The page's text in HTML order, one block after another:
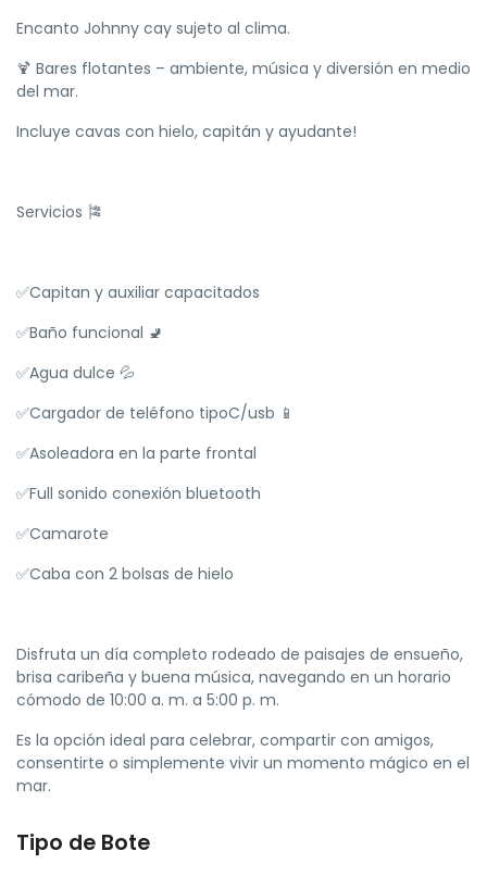
Encanto Johnny cay sujeto al clima.
🍹 Bares flotantes – ambiente, música y diversión en medio
del mar.
Incluye cavas con hielo, capitán y ayudante!
Servicios 🎏
✅Capitan y auxiliar capacitados
✅Baño funcional 🚽
✅Agua dulce 💦
✅Cargador de teléfono tipoC/usb 📱
✅Asoleadora en la parte frontal
✅Full sonido conexión bluetooth
✅Camarote
✅Caba con 2 bolsas de hielo
Disfruta un día completo rodeado de paisajes de ensueño,
brisa caribeña y buena música, navegando en un horario
cómodo de 10:00 a. m. a 5:00 p. m.
Es la opción ideal para celebrar, compartir con amigos,
consentirte o simplemente vivir un momento mágico en el
mar.
Tipo de Bote